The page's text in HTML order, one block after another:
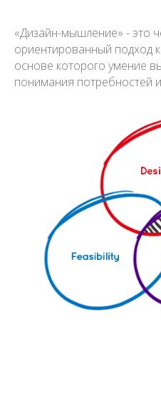
«Дизайн-мышление» - это
ориентированный подход
основе которого умение
понимания потребностей